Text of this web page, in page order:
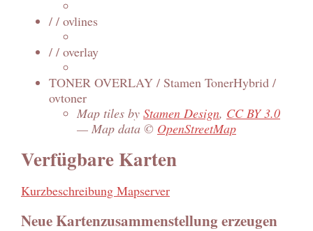
/ / ovlines
/ / overlay
TONER OVERLAY / Stamen TonerHybrid /
ovtoner
Map tiles by Stamen Design, CC BY 3.0
— Map data © OpenStreetMap
Verfügbare Karten
Kurzbeschreibung Mapserver
Neue Kartenzusammenstellung erzeugen